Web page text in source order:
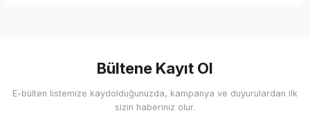
Görüş ve önerileriniz için teşekkür ederiz.
Ürün resmi kalitesiz, bozuk veya görüntülenemiyor.
Bültene Kayıt Ol
E-bülten listemize kaydolduğunuzda, kampanya ve duyurulardan ilk
sizin haberiniz olur.